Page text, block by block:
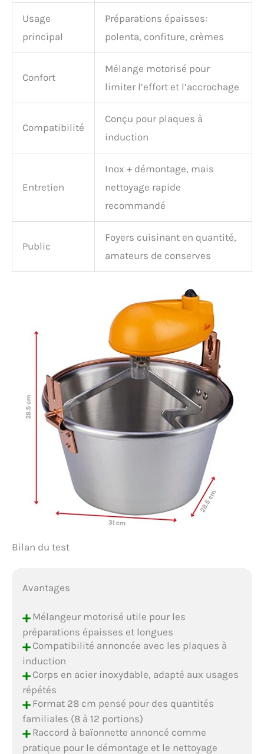
Usage
principal
Préparations épaisses:
polenta, confiture, crèmes
Confort
Mélange motorisé pour
limiter l’effort et l’accrochage
Compatibilité
Conçu pour plaques à
induction
Entretien
Inox + démontage, mais
nettoyage rapide
recommandé
Public
Foyers cuisinant en quantité,
amateurs de conserves
Bilan du test
Avantages
+Mélangeur motorisé utile pour les
préparations épaisses et longues
+Compatibilité annoncée avec les plaques à
induction
+Corps en acier inoxydable, adapté aux usages
répétés
+Format 28 cm pensé pour des quantités
familiales (8 à 12 portions)
+Raccord à baïonnette annoncé comme
pratique pour le démontage et le nettoyage